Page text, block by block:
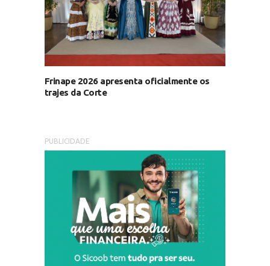
Frinape 2026 apresenta oficialmente os
trajes da Corte
PUBLICIDADE